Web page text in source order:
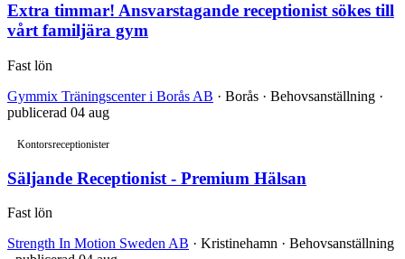
Extra timmar! Ansvarstagande receptionist sökes till
vårt familjära gym
Fast lön
Gymmix Träningscenter i Borås AB · Borås · Behovsanställning ·
publicerad 04 aug
Kontorsreceptionister
Säljande Receptionist - Premium Hälsan
Fast lön
Strength In Motion Sweden AB · Kristinehamn · Behovsanställning